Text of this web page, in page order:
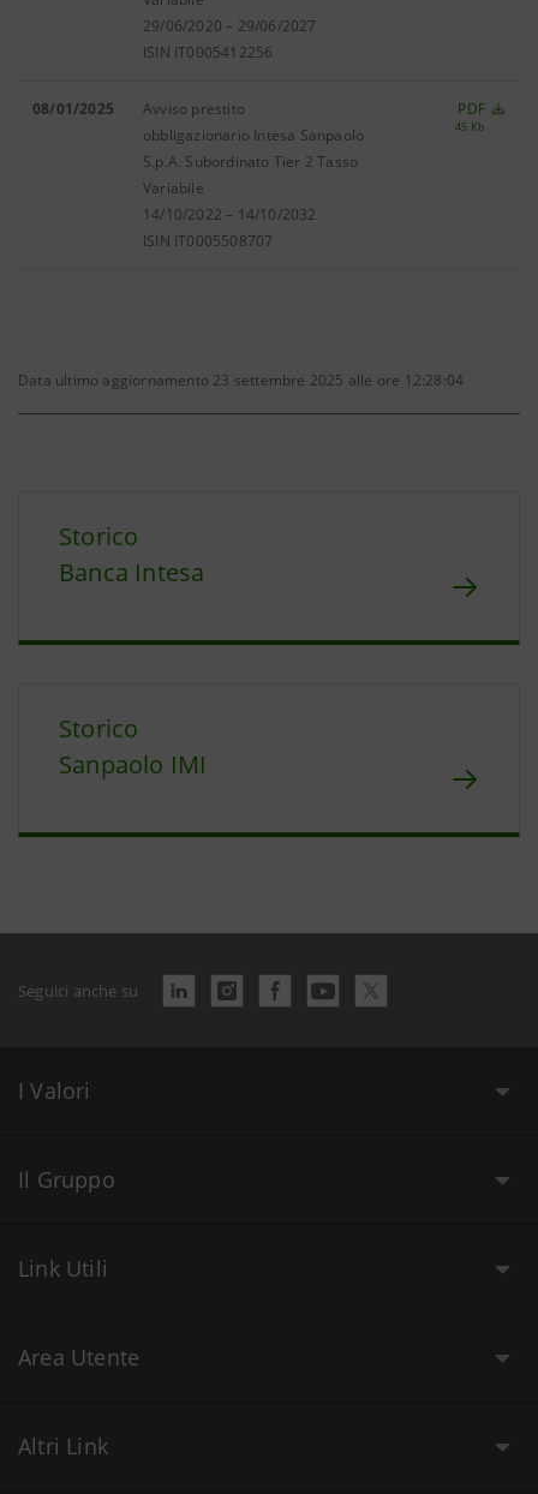
29/06/2020 – 29/06/2027
ISIN IT0005412256
08/01/2025
Avviso prestito
obbligazionario Intesa Sanpaolo
S.p.A. Subordinato Tier 2 Tasso
Variabile
14/10/2022 – 14/10/2032
ISIN IT0005508707
PDF
45 Kb
Data ultimo aggiornamento 23 settembre 2025 alle ore 12:28:04
Storico
Banca Intesa
Storico
Sanpaolo IMI
Seguici anche su
I Valori
Il Gruppo
Link Utili
Area Utente
Altri Link